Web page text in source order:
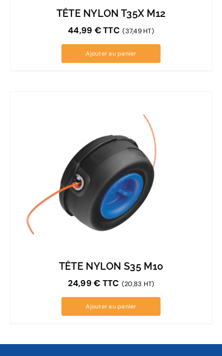
TÊTE NYLON T35X M12
44,99 €TTC (37,49 HT)
Ajouter au panier
TÊTE NYLON S35 M10
24,99€ TTC (20,83 HT)
Ajouter au panier